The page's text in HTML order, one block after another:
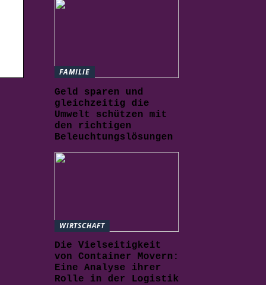
FAMILIE
Geld sparen und
gleichzeitig die
Umwelt schützen mit
den richtigen
Beleuchtungslösungen
WIRTSCHAFT
Die Vielseitigkeit
von Container Movern:
Eine Analyse ihrer
Rolle in der Logistik